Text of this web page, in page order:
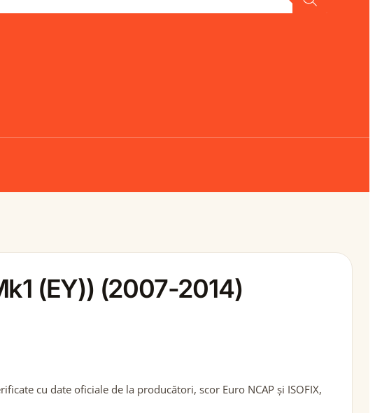
(EY)) (2007-2014)
cu date oficiale de la producători, scor Euro NCAP și ISOFIX,